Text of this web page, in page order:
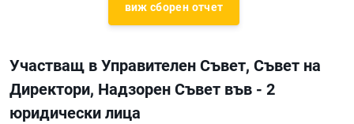
виж сборен отчет
Участващ в Управителен Съвет, Съвет на
Директори, Надзорен Съвет във - 2
юридически лица